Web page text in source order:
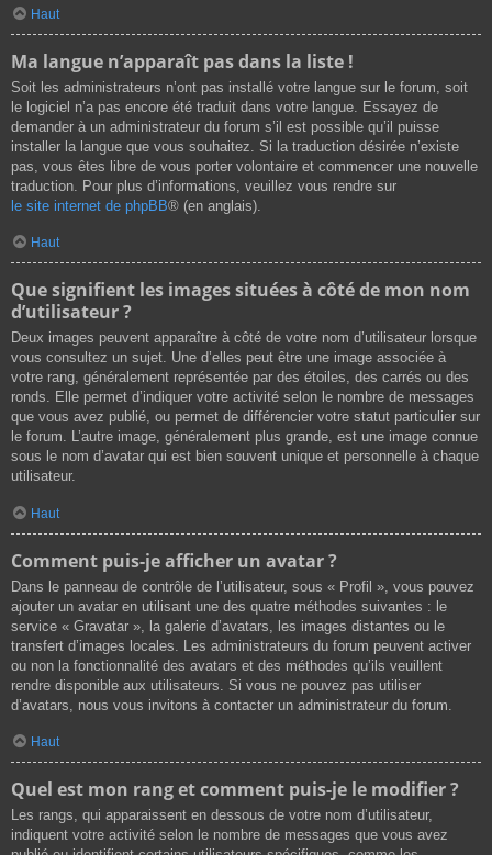
Haut
Ma langue n’apparaît pas dans la liste !
Soit les administrateurs n’ont pas installé votre langue sur le forum, soit
le logiciel n’a pas encore été traduit dans votre langue. Essayez de
demander à un administrateur du forum s’il est possible qu’il puisse
installer la langue que vous souhaitez. Si la traduction désirée n’existe
pas, vous êtes libre de vous porter volontaire et commencer une nouvelle
traduction. Pour plus d’informations, veuillez vous rendre sur
le site internet de phpBB® (en anglais).
Haut
Que signifient les images situées à côté de mon nom
d’utilisateur ?
Deux images peuvent apparaître à côté de votre nom d’utilisateur lorsque
vous consultez un sujet. Une d’elles peut être une image associée à
votre rang, généralement représentée par des étoiles, des carrés ou des
ronds. Elle permet d’indiquer votre activité selon le nombre de messages
que vous avez publié, ou permet de différencier votre statut particulier sur
le forum. L’autre image, généralement plus grande, est une image connue
sous le nom d’avatar qui est bien souvent unique et personnelle à chaque
utilisateur.
Haut
Comment puis-je afficher un avatar ?
Dans le panneau de contrôle de l’utilisateur, sous « Profil », vous pouvez
ajouter un avatar en utilisant une des quatre méthodes suivantes : le
service « Gravatar », la galerie d’avatars, les images distantes ou le
transfert d’images locales. Les administrateurs du forum peuvent activer
ou non la fonctionnalité des avatars et des méthodes qu’ils veuillent
rendre disponible aux utilisateurs. Si vous ne pouvez pas utiliser
d’avatars, nous vous invitons à contacter un administrateur du forum.
Haut
Quel est mon rang et comment puis-je le modifier ?
Les rangs, qui apparaissent en dessous de votre nom d’utilisateur,
indiquent votre activité selon le nombre de messages que vous avez